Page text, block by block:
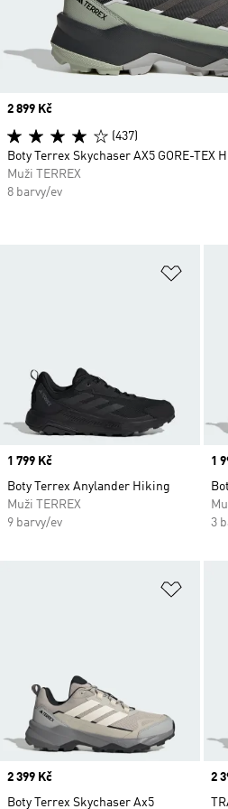
Price
1 799 Kč
Boty Terrex Anylander Hiking
Muži TERREX
9 barvy/ev
1
3
Price
2 399 Kč
Boty Terrex Skychaser Ax5
2
Price
2 899 Kč
(437)
Boty Terrex Skychaser AX5 GORE-TEX
Muži TERREX
8 barvy/ev